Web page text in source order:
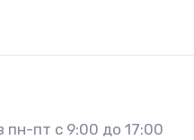
пн-пт с 9:00 до 17:00